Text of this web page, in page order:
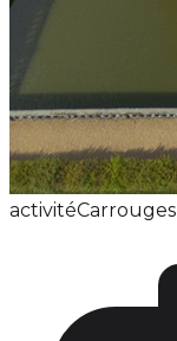
activitéCarrouges